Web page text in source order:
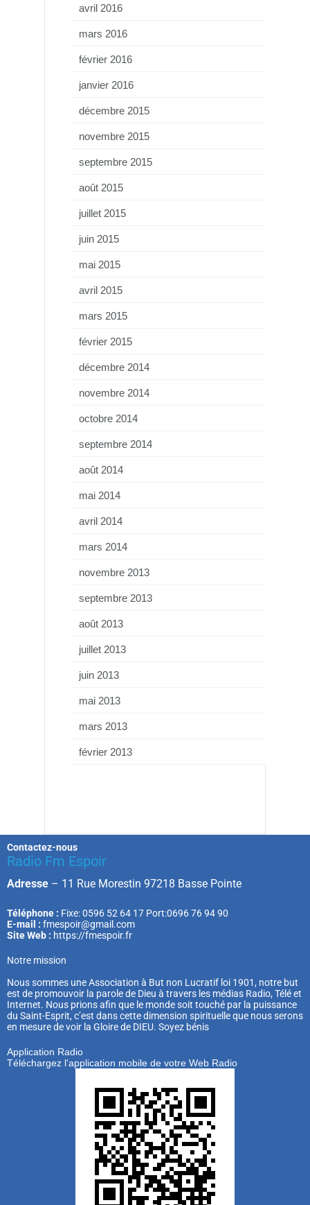
avril 2016
mars 2016
février 2016
janvier 2016
décembre 2015
novembre 2015
septembre 2015
août 2015
juillet 2015
juin 2015
mai 2015
avril 2015
mars 2015
février 2015
décembre 2014
novembre 2014
octobre 2014
septembre 2014
août 2014
mai 2014
avril 2014
mars 2014
novembre 2013
septembre 2013
août 2013
juillet 2013
juin 2013
mai 2013
mars 2013
février 2013
Contactez-nous
Radio Fm Espoir
Adresse – 11 Rue Morestin 97218 Basse Pointe
Téléphone : Fixe: 0596 52 64 17 Port:0696 76 94 90
E-mail : fmespoir@gmail.com
Site Web : https://fmespoir.fr
Notre mission
Nous sommes une Association à But non Lucratif loi 1901, notre but
est de promouvoir la parole de Dieu à travers les médias Radio, Télé et
Internet. Nous prions afin que le monde soit touché par la puissance
du Saint-Esprit, c’est dans cette dimension spirituelle que nous serons
en mesure de voir la Gloire de DIEU. Soyez bénis
Application Radio
Téléchargez l'application mobile de votre Web Radio